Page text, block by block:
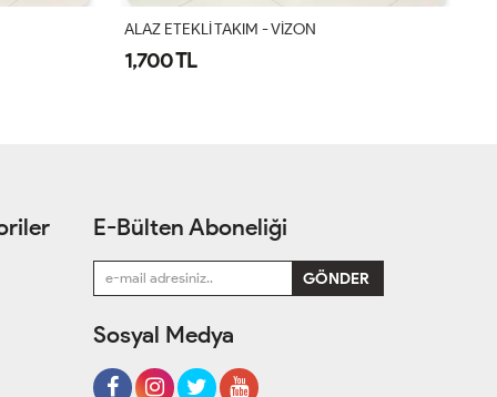
ALAZ ETEKLİ TAKIM - SİYAH
1,700 TL
E-Bülten Aboneliği
Sosyal Medya